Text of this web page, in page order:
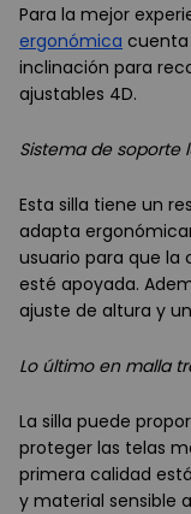
Para la mejor
ergonómica cuenta
inclinación para
ajustables 4D.
Sistema de soporte
Esta silla tiene un
adapta
usuario para que la
esté apoyada.
ajuste de altura y
Lo último en malla
La silla puede
proteger las telas
primera calidad
y material sensible